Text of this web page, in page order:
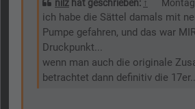
nilz hat geschrieben: ↑
ich habe die Sättel damals mit
Pumpe gefahren, und das war
Druckpunkt...
wenn man auch die originale
betrachtet dann definitiv die